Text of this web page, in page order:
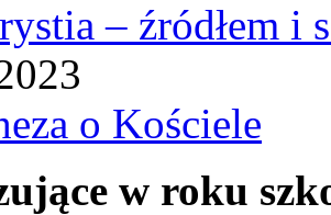
– źródłem i
o Kościele
w roku